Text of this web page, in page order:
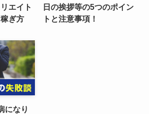
エイト
ぎ方
日の挨拶等の5つのポイン
トと注意事項！
になり